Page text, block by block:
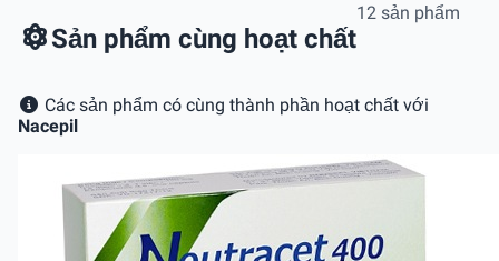
Sản phẩm cùng hoạt chất
12 sản phẩm
Các sản phẩm có cùng thành phần hoạt chất với
Nacepil